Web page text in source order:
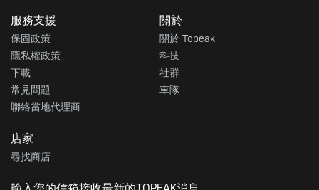
服務支援
保固政策
隱私權政策
下載
常見問題
聯絡當地代理商
關於
關於 Topeak
科技
社群
車隊
店家
尋找商店